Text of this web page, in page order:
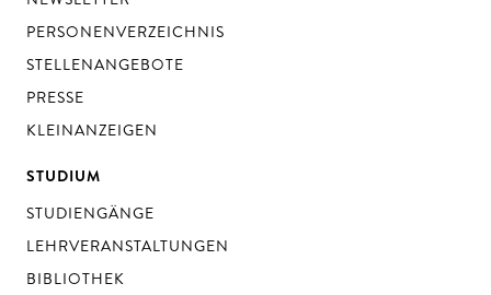
PERSONENVERZEICHNIS
STELLENANGEBOTE
PRESSE
KLEINANZEIGEN
STUDIUM
STUDIENGÄNGE
LEHRVERANSTALTUNGEN
BIBLIOTHEK